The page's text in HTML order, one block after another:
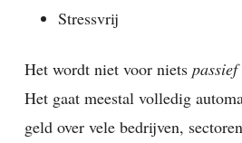
Stressvrij
Het wordt niet voor niets passief
Het gaat meestal volledig
geld over vele bedrijven,